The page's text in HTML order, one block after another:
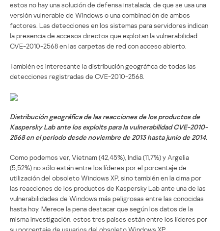
estos no hay una solución de defensa instalada, de que se usa una
versión vulnerable de Windows o una combinación de ambos
factores. Las detecciones en los sistemas para servidores indican
la presencia de accesos directos que explotan la vulnerabilidad
CVE-2010-2568 en las carpetas de red con acceso abierto.
También es interesante la distribución geográfica de todas las
detecciones registradas de CVE-2010-2568.
Distribución geográfica de las reacciones de los productos de
Kaspersky Lab ante los exploits para la vulnerabilidad CVE-2010-
2568 en el periodo desde noviembre de 2013 hasta junio de 2014.
Como podemos ver, Vietnam (42,45%), India (11,7%) y Argelia
(5,52%) no sólo están entre los líderes por el porcentaje de
utilización del obsoleto Windows XP, sino también en la cima por
las reacciones de los productos de Kaspersky Lab ante una de las
vulnerabilidades de Windows más peligrosas entre las conocidas
hasta hoy. Merece la pena destacar que según los datos de la
misma investigación, estos tres países están entre los líderes por
su porcentaje de usuarios del obsoleto Windows XP.